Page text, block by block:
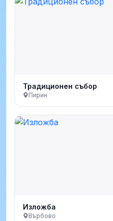
Традиционен събор
Пирин
Изложба
Върбово